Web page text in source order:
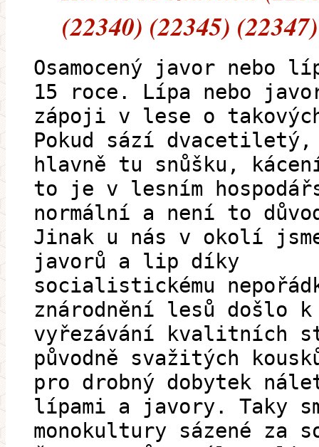
(22340) (22345) (22347)
Osamocený javor nebo
15 roce. Lípa nebo
zápoji v lese o
Pokud sází
hlavně tu snůšku,
to je v lesním
normální a není to
Jinak u nás v okolí
javorů a lip díky
socialistickému
znárodnění lesů došlo k
vyřezávání kvalitních
původně svažitých
pro drobný dobytek
lípami a javory. Taky
monokultury sázené za